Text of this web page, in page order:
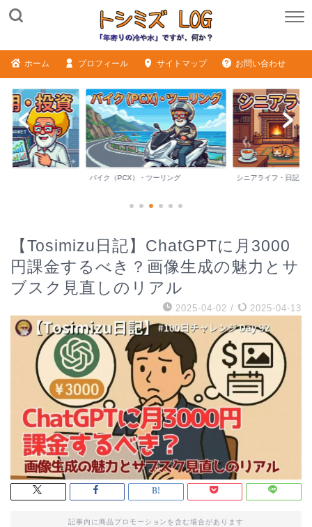
ホーム プロフィール サイトマップ お問い合わせ
バイク（PCX）・ツーリング シニアライフ・日記
【Tosimizu日記】ChatGPTに月3000
円課金するべき？画像生成の魅力とサ
ブスク見直しのリアル
2025-04-02 / 2025-04-13
記事内に商品プロモーションを含む場合があります